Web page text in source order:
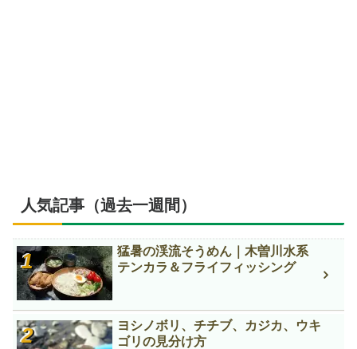
人気記事（過去一週間）
猛暑の渓流そうめん｜木曽川水系
テンカラ＆フライフィッシング
ヨシノボリ、チチブ、カジカ、ウキ
ゴリの見分け方